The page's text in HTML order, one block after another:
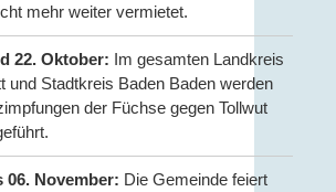
mehr weiter vermietet.
22. Oktober: Im gesamten Landkreis
und Stadtkreis Baden Baden werden
der Füchse gegen Tollwut
06. November: Die Gemeinde feiert